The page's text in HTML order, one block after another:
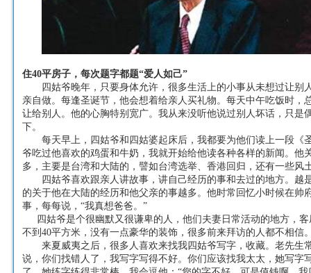
住40平房子，每次题字都题“爱人如己”
四姑爷晚年，只要身体允许，很多生活上的小事从未想过让别
亲自做。每逢圣诞节，他会想着给亲人买礼物。每天中午吃饭时，
让给别人。他的心胸特别宽广。我从来没听他说过别人坏话，只是
下。
每天早上，四姑爷和四姑婆起床后，我都要为他们读上一段《
爷吃过他喜欢的鸡蛋和牛奶，我就开始给他读各种各样的新闻。他
多，主要是台湾和大陆的，譬如台湾选举、香港回归，还有一些风
四姑爷喜欢跟亲人讲故事，讲自己经历的事和去过的地方。越
的关于他在大陆的经历和他父亲的事越多。他时常回忆小时候在帅
事，每每说，“我真想爸爸。”
四姑爷是个很幽默又很谦卑的人，他们夫妻日常活动的地方，
不到40平方米，没有一点豪华的装饰，很多前来拜访的人都不相信
来夏威夷之后，很多人喜欢来找我四姑爷写字，收藏。老先生
说，你们找错人了，我写字写得不好。你们应该找我太太，她写字